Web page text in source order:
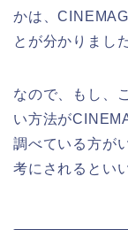
かは、
とが分かりました
なので、もし、
い方法が
調べている方が
考にされるとい